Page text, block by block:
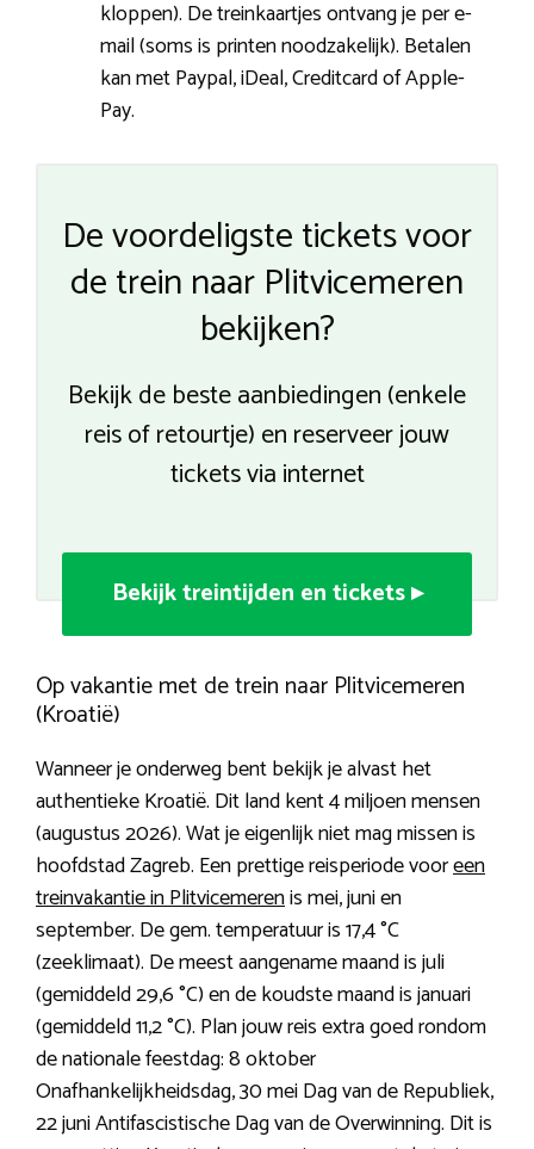
kloppen). De treinkaartjes ontvang je per e-
mail (soms is printen noodzakelijk). Betalen
kan met Paypal, iDeal, Creditcard of Apple-
Pay.
De voordeligste tickets voor
de trein naar Plitvicemeren
bekijken?
Bekijk de beste aanbiedingen (enkele
reis of retourtje) en reserveer jouw
tickets via internet
Bekijk treintijden en tickets ▸
Op vakantie met de trein naar Plitvicemeren
(Kroatië)
Wanneer je onderweg bent bekijk je alvast het
authentieke Kroatië. Dit land kent 4 miljoen mensen
(augustus 2026). Wat je eigenlijk niet mag missen is
hoofdstad Zagreb. Een prettige reisperiode vooreen
treinvakantie in Plitvicemerenis mei, juni en
september. De gem. temperatuur is 17,4 °C
(zeeklimaat). De meest aangename maand is juli
(gemiddeld 29,6 °C) en de koudste maand is januari
(gemiddeld 11,2 °C). Plan jouw reis extra goed rondom
de nationale feestdag: 8 oktober
Onafhankelijkheidsdag, 30 mei Dag van de Republiek,
22 juni Antifascistische Dag van de Overwinning. Dit is